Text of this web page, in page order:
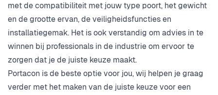
met de compatibiliteit met jouw type poort, het gewicht
en de grootte ervan, de veiligheidsfuncties en
installatiegemak. Het is ook verstandig om advies in te
winnen bij professionals in de industrie om ervoor te
zorgen dat je de juiste keuze maakt.
Portacon is de beste optie voor jou, wij helpen je graag
verder met het maken van de juiste keuze voor een